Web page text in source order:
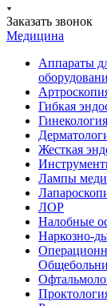
Заказать звонок
Медицина
Аппараты
Гибкая
Гинекология
Жесткая
Лампы
ЛОР
Налобные
Наркозно-